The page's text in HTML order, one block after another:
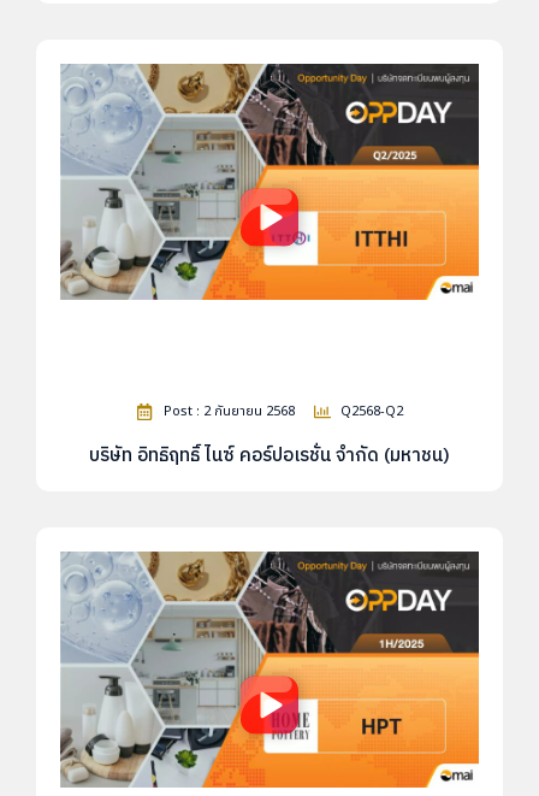
Post : 2 กันยายน 2568 Q2568-Q2
บริษัท อิทธิฤทธิ์ ไนซ์ คอร์ปอเรชั่น จำกัด (มหาชน)